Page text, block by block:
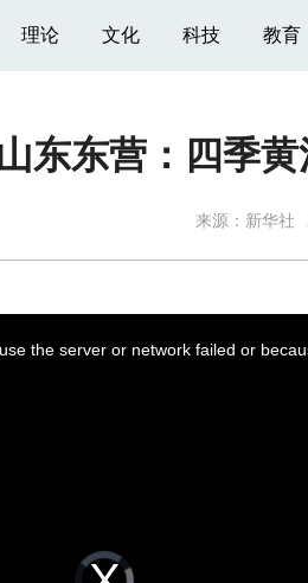
理论 文化 科技 教育
东东营：四季
来源： 新华社
Video
Player
the server or network failed or